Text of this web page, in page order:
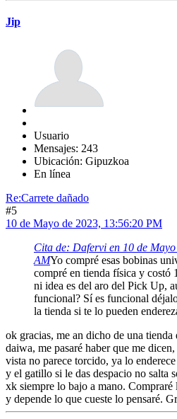
Jip
Usuario
Mensajes: 243
Ubicación: Gipuzkoa
En línea
Re:Carrete dañado
#5
10 de Mayo de 2023, 13:56:20 PM
Cita de: Dafervi en 10 de
AMYo compré esas bobinas
compré en tienda física y costó
ni idea es del aro del Pick Up,
funcional? Sí es funcional
la tienda si te lo pueden
ok gracias, me an dicho de una tienda
daiwa, me pasaré haber que me
vista no parece torcido, ya lo
y el gatillo si le das despacio no salta
xk siempre lo bajo a mano.
y depende lo que cueste lo pensaré.